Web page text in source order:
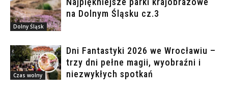
Dolny Śląsk
na Dolnym Śląsku cz.3
Czas wolny
Dni Fantastyki 2026 we Wrocławiu –
trzy dni pełne magii, wyobraźni i
niezwykłych spotkań